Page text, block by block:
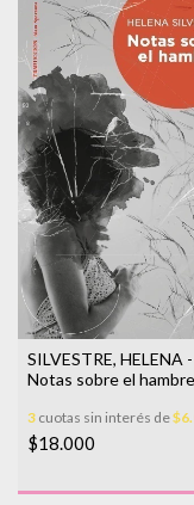
SILVESTRE, HELENA -
Notas sobre el hambre
3 cuotas sin interés de
$18.000